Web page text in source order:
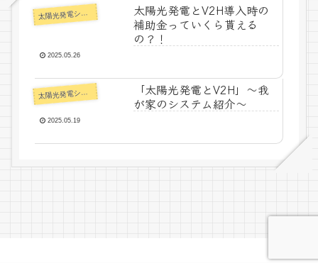
太陽光発電システム設置
太陽光発電とV2H導入時の
補助金っていくら貰える
の？！
2025.05.26
太陽光発電システム設置
「太陽光発電とV2H」〜我
が家のシステム紹介〜
2025.05.19